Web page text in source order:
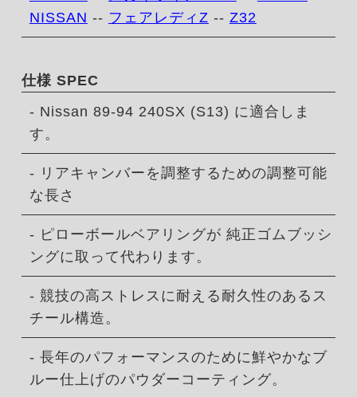
NISSAN -- フェアレディZ -- Z32
仕様 SPEC
- Nissan 89-94 240SX (S13) に適合しま
す。
- リアキャンバーを調整するための調整可能
な長さ
- ピローボールベアリングが 純正ゴムブッシ
ングに取って代わります。
- 競技の高ストレスに耐える耐久性のあるス
チール構造。
- 長年のパフォーマンスのために鮮やかなブ
ルー仕上げのパウダーコーティング。